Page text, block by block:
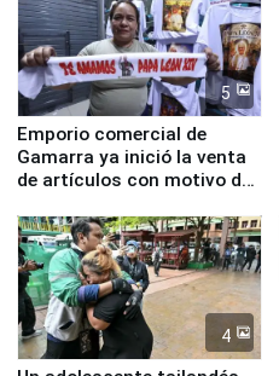
5
Emporio comercial de
Gamarra ya inició la venta
de artículos con motivo de
4